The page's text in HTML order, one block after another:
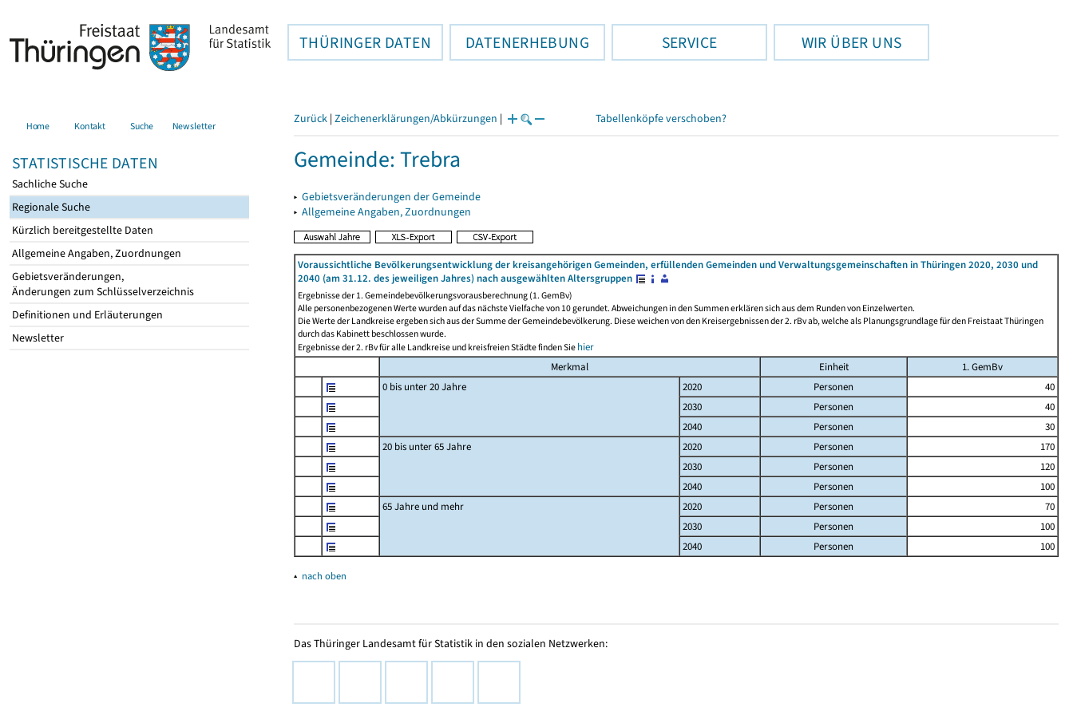
THÜRINGER DATEN DATENERHEBUNG SERVICE WIR ÜBER UNS
Home Kontakt Suche Newsletter
STATISTISCHE DATEN
Sachliche Suche
Regionale Suche
Kürzlich bereitgestellte Daten
Allgemeine Angaben, Zuordnungen
Gebietsveränderungen,
Änderungen zum Schlüsselverzeichnis
Definitionen und Erläuterungen
Newsletter
Zurück | Zeichenerklärungen/Abkürzungen | Tabellenköpfe verschoben?
Gemeinde: Trebra
▸ Gebietsveränderungen der Gemeinde
▸ Allgemeine Angaben, Zuordnungen
Voraussichtliche Bevölkerungsentwicklung der kreisangehörigen Gemeinden, erfüllenden Gemeinden und Verwaltungsgemeinschaften in Thüringen 2020, 2030 und
2040 (am 31.12. des jeweiligen Jahres) nach ausgewählten Altersgruppen
Ergebnisse der 1. Gemeindebevölkerungsvorausberechnung (1. GemBv)
Alle personenbezogenen Werte wurden auf das nächste Vielfache von 10 gerundet. Abweichungen in den Summen erklären sich aus dem Runden von Einzelwerten.
Die Werte der Landkreise ergeben sich aus der Summe der Gemeindebevölkerung. Diese weichen von den Kreisergebnissen der 2. rBv ab, welche als Planungsgrundlage für den Freistaat Thüringen
durch das Kabinett beschlossen wurde.
Ergebnisse der 2. rBv für alle Landkreise und kreisfreien Städte finden Siehier
Merkmal
Einheit
1. GemBv
0 bis unter 20 Jahre
2020 Personen
40
2030
Personen
40
2040
Personen
30
20 bis unter 65 Jahre
2020 Personen
170
2030
Personen
120
2040
Personen
100
65 Jahre und mehr
2020 Personen
70
2030
Personen
100
2040
Personen 100
▴ nach oben
Das Thüringer Landesamt für Statistik in den sozialen Netzwerken: